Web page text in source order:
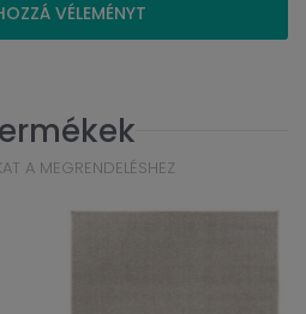
VÉLEMÉNYT
A MEGRENDELÉSHEZ